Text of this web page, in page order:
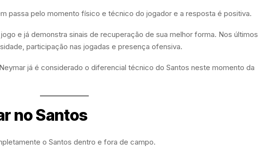
passa pelo momento físico e técnico do jogador e a resposta é positiva.
e já demonstra sinais de recuperação de sua melhor forma. Nos últimos
participação nas jogadas e presença ofensiva.
já é considerado o diferencial técnico do Santos neste momento da
no Santos
o Santos dentro e fora de campo.